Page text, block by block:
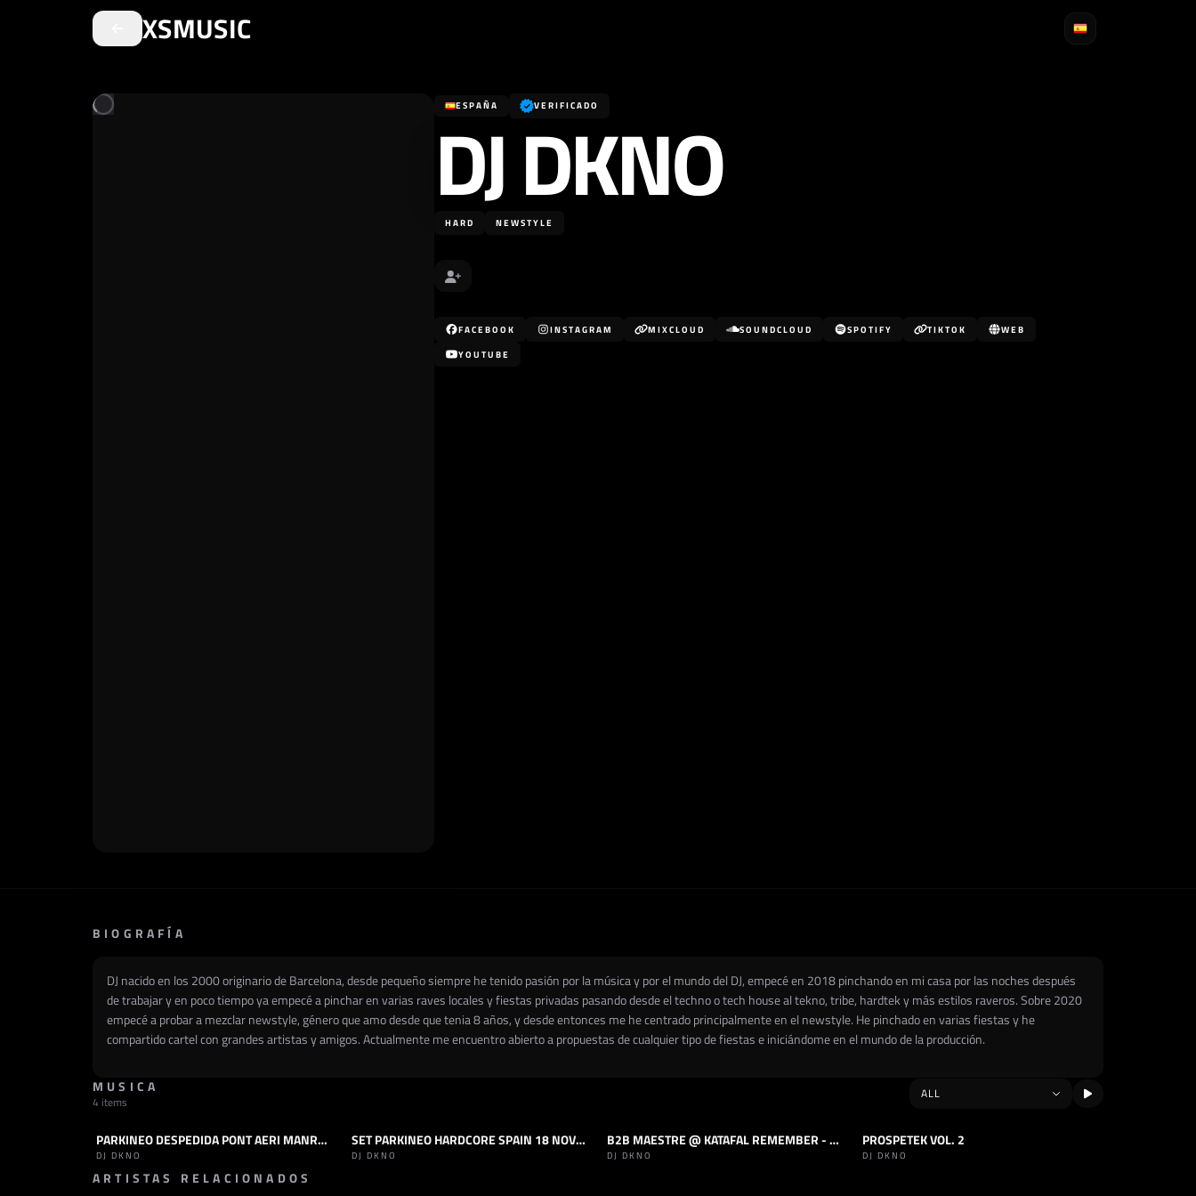
XSMUSIC
ESPAÑA VERIFICADO
DJ DKNO
HARD NEWSTYLE
FACEBOOK INSTAGRAM MIXCLOUD SOUNDCLOUD SPOTIFY TIKTOK
WEB
YOUTUBE
BIOGRAFÍA
DJ nacido en los 2000 originario de Barcelona, desde pequeño siempre he tenido pasión por la música y por el mundo del DJ, empecé en 2018 pinchando en mi casa por las noches después
de trabajar y en poco tiempo ya empecé a pinchar en varias raves locales y fiestas privadas pasando desde el techno o tech house al tekno, tribe, hardtek y más estilos raveros. Sobre 2020
empecé a probar a mezclar newstyle, género que amo desde que tenia 8 años, y desde entonces me he centrado principalmente en el newstyle. He pinchado en varias fiestas y he
compartido cartel con grandes artistas y amigos. Actualmente me encuentro abierto a propuestas de cualquier tipo de fiestas e iniciándome en el mundo de la producción.
MUSICA
4 items
SET NEWSTYLE PARKINEO DESPEDIDA PONT AERI MANRESA
DJ DKNO
SET NEWSTYLE SET PARKINEO HARDCORE SPAIN 18 NOVIEMBRE
DJ DKNO
SET NEWSTYLE B2B MAESTRE @ KATAFAL REMEMBER - 6 ABRIL
DJ DKNO
SET NEWSTYLE
PROSPETEK VOL. 2
DJ DKNO
ARTISTAS RELACIONADOS